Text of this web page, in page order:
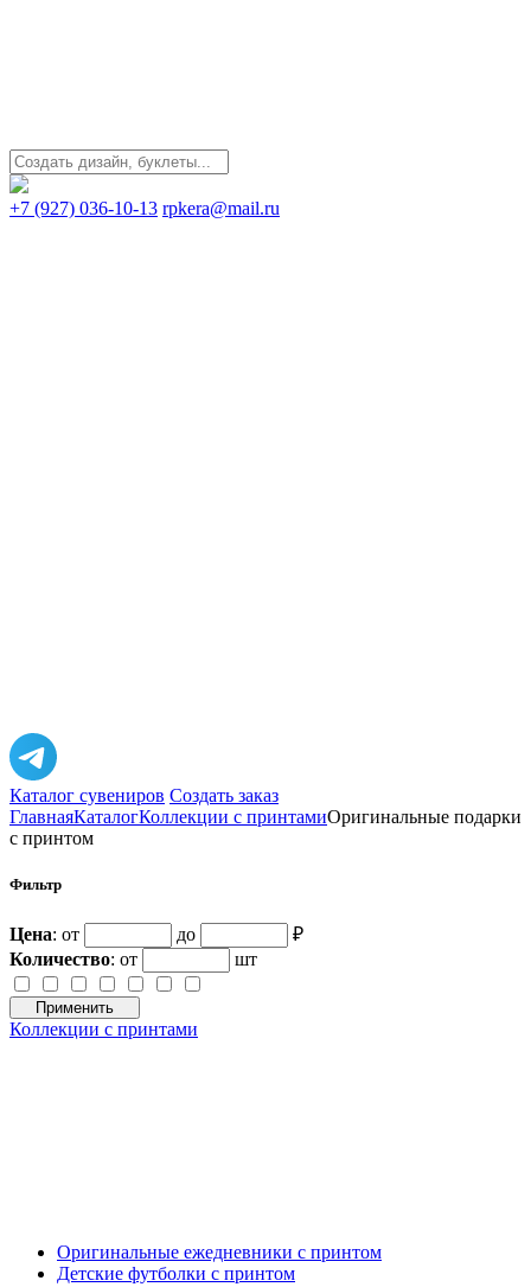
+7 (927) 036-10-13 rpkera@mail.ru
Каталог сувениров Создать заказ
ГлавнаяКаталогКоллекции с принтамиОригинальные подарки
с принтом
Фильтр
Цена: от до
₽
Количество: от шт
Применить
Коллекции с принтами
Оригинальные ежедневники с принтом
Детские футболки с принтом